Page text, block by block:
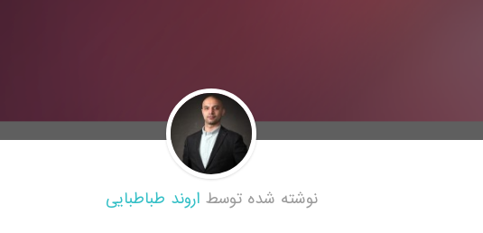
نوشته شده توسط اروند طباطبایی